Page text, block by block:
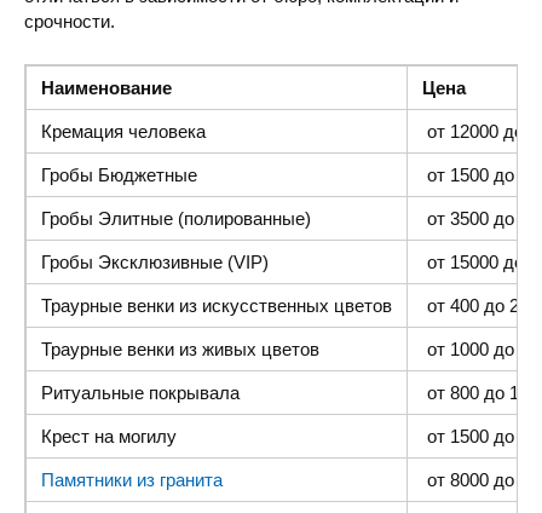
срочности.
Наименование Цена
Кремация человека от 12000 до
Гробы Бюджетные от 1500 до
Гробы Элитные (полированные) от 3500 до
Гробы Эксклюзивные (VIP) от 15000 до
Траурные венки из искусственных цветов от 400 до
Траурные венки из живых цветов от 1000 до
Ритуальные покрывала от 800 до
Крест на могилу от 1500 до
Памятники из гранита от 8000 до 25